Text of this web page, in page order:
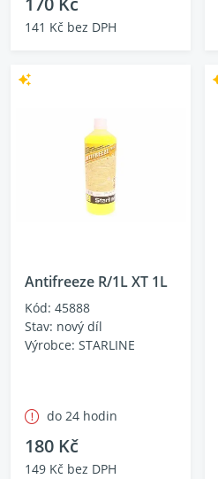
141 Kč bez DPH
Antifreeze R/1L XT 1L
Kód: 45888
Stav: nový díl
Výrobce: STARLINE
do 24 hodin
180 Kč
149 Kč bez DPH